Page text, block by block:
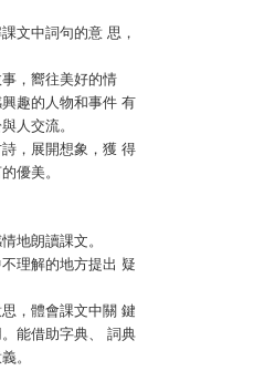
文中詞句的意 思，
，嚮往美好的情
趣的人物和事件 有
人交流。
，展開想象，獲 得
優美。
地朗讀課文。
理解的地方提出 疑
，體會課文中關 鍵
能借助字典、 詞典
。